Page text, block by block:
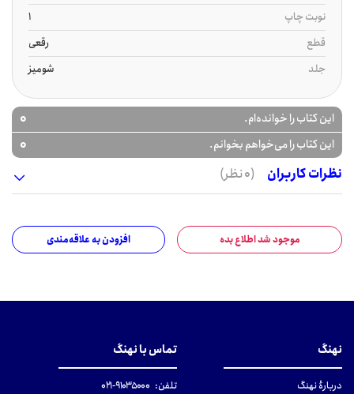
نوبت چاپ
1
قطع
رقعی
جلد
شومیز
این کتاب را خوانده‌ام. 0
این کتاب را می‌خواهم بخوانم.
0
نظرات کاربران
(0 نظر)
موجود شد اطلاع بده افزودن به علاقه‌مندی
نهنگ
دربارهٔ نهنگ
تماس با نهنگ
تلفن: ۹۱۰۳۵۰۰۰-۰۲۱